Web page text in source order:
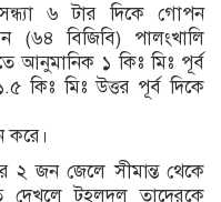
৬ টার দিকে গোপন
(৬৪ বিজিবি) পালংখালি
আনুমানিক ১ কিঃ মিঃ পূর্ব
কিঃ মিঃ উত্তর পূর্ব দিকে
করে।
জন জেলে সীমান্ত থেকে
দেখলে টহলদল তাদেরকে